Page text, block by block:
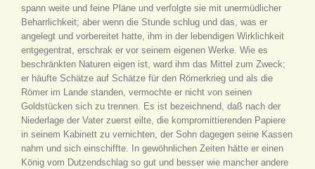
spann weite und feine Pläne und verfolgte sie mit unermüdlicher
Beharrlichkeit; aber wenn die Stunde schlug und das, was er
angelegt und vorbereitet hatte, ihm in der lebendigen Wirklichkeit
entgegentrat, erschrak er vor seinem eigenen Werke. Wie es
beschränkten Naturen eigen ist, ward ihm das Mittel zum Zweck;
er häufte Schätze auf Schätze für den Römerkrieg und als die
Römer im Lande standen, vermochte er nicht von seinen
Goldstücken sich zu trennen. Es ist bezeichnend, daß nach der
Niederlage der Vater zuerst eilte, die kompromittierenden Papiere
in seinem Kabinett zu vernichten, der Sohn dagegen seine Kassen
nahm und sich einschiffte. In gewöhnlichen Zeiten hätte er einen
König vom Dutzendschlag so gut und besser wie mancher andere